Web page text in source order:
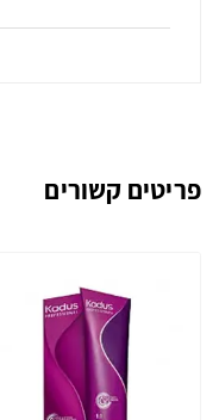
פריטים קשורים